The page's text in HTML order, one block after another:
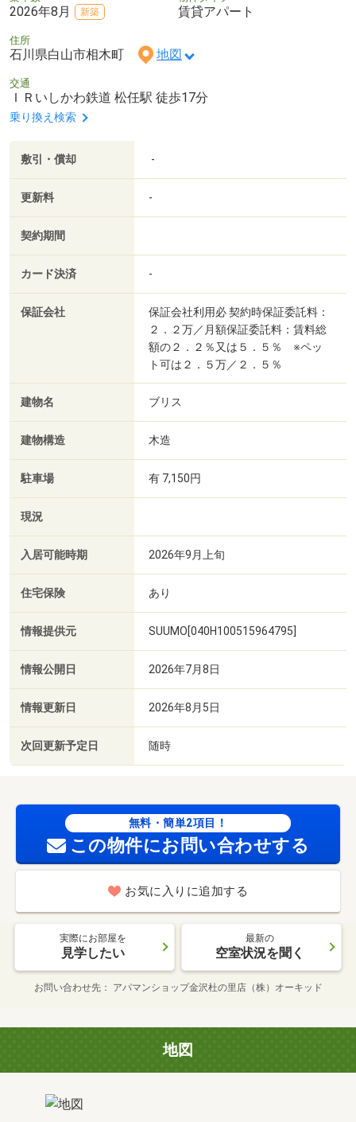
2026年8月 新築 賃貸アパート
住所
石川県白山市相木町 地図
交通
ＩＲいしかわ鉄道 松任駅 徒歩17分
乗り換え検索
敷引・償却 -
更新料 -
契約期間
カード決済 -
保証会社
保証会社利用必 契約時保証委託料：
２．２万／月額保証委託料：賃料総
額の２．２％又は５．５％ ※ペッ
ト可は２．５万／２．５％
建物名 ブリス
建物構造 木造
駐車場 有 7,150円
現況
入居可能時期 2026年9月上旬
住宅保険 あり
情報提供元 SUUMO[040H100515964795]
情報公開日 2026年7月8日
情報更新日 2026年8月5日
次回更新予定日 随時
無料・簡単2項目！
この物件にお問い合わせする
お気に入りに追加する
実際にお部屋を
見学したい
最新の
空室状況を聞く
お問い合わせ先 アパマンショップ金沢杜の里店（株）オーキッド
地図